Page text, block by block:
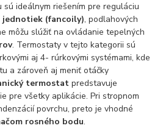
ideálnym riešením pre reguláciu
jednotiek (fancoily), podlahových
môžu slúžiť na ovládanie tepelných
. Termostaty v tejto kategorii sú
aj 4- rúrkovými systémami, kde
a zároveň aj meniť otáčky
termostat predstavuje
pre všetky aplikácie. Pri stropnom
povrchu, preto je vhodné
rosného bodu.